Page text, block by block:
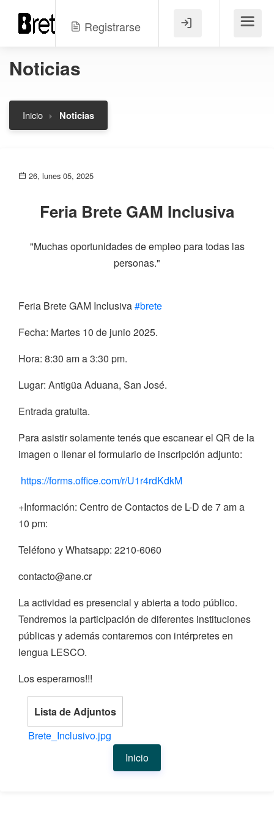
Registrarse Menú
Noticias
Inicio Noticias
26, lunes 05, 2025
Feria Brete GAM Inclusiva
"Muchas oportunidades de empleo para todas las
personas."
Feria Brete GAM Inclusiva#brete
Fecha: Martes 10 de junio 2025.
Hora: 8:30 am a 3:30 pm.
Lugar: Antigüa Aduana, San José.
Entrada gratuita.
Para asistir solamente tenés que escanear el QR de la
imagen o llenar el formulario de inscripción adjunto:
https://forms.office.com/r/U1r4rdKdkM
+Información: Centro de Contactos de L-D de 7 am a
10 pm:
Teléfono y Whatsapp: 2210-6060
contacto@ane.cr
La actividad es presencial y abierta a todo público.
Tendremos la participación de diferentes instituciones
públicas y además contaremos con intérpretes en
lengua LESCO.
Los esperamos!!!
Lista de Adjuntos
Brete_Inclusivo.jpg
Inicio